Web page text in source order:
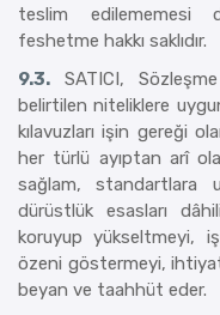
teslim edilememesi
feshetme hakkı saklıdır.
9.3. SATICI,
belirtilen niteliklere
kılavuzları işin gereği
her türlü ayıptan arî
sağlam, standartlara
dürüstlük esasları
koruyup yükseltmeyi,
özeni göstermeyi,
beyan ve taahhüt eder.